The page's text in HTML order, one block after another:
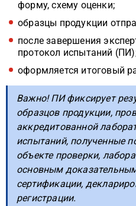
форму, схему оценки;
образцы продукции
после завершения
протокол испытаний
оформляется итоговый
Важно! ПИ фиксирует
образцов продукции,
аккредитованной
испытаний, полученные
объекте проверки,
основным
сертификации,
регистрации.